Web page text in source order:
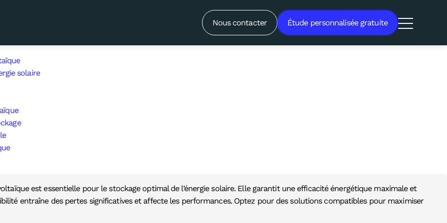
Nous contacter Étude personnalisée gratuite
l’installation photovoltaïque est un critère fondamental pour
optimal ?
solaire
est essentielle pour le stockage optimal de l’énergie solaire. Elle garantit une efficacité énergétique maximale et
entraîne des pertes significatives et affecte les performances. Optez pour des solutions compatibles pour maximiser